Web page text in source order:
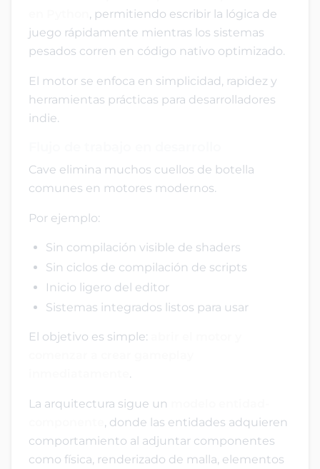
, permitiendo escribir la lógica de
juego rápidamente mientras los sistemas
pesados corren en código nativo optimizado.
El motor se enfoca en simplicidad, rapidez y
herramientas prácticas para desarrolladores
indie.
Cave elimina muchos cuellos de botella
comunes en motores modernos.
Por ejemplo:
Sin compilación visible de shaders
Sin ciclos de compilación de scripts
Inicio ligero del editor
Sistemas integrados listos para usar
El objetivo es simple:
.
La arquitectura sigue un
, donde las entidades adquieren
comportamiento al adjuntar componentes
como física, renderizado de malla, elementos